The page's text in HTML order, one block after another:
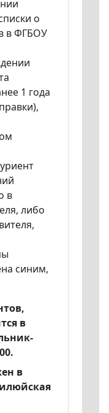
о
в ФГБОУ
1 года
в
либо
синим,
в
в